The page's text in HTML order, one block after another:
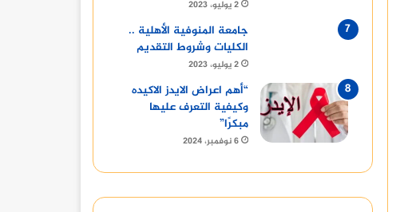
2 يوليو، 2023
جامعة المنوفية الأهلية ..
الكليات وشروط التقديم
2 يوليو، 2023
“أهم اعراض الايدز الاكيده
وكيفية التعرف عليها
مبكرًا”
6 نوفمبر، 2024